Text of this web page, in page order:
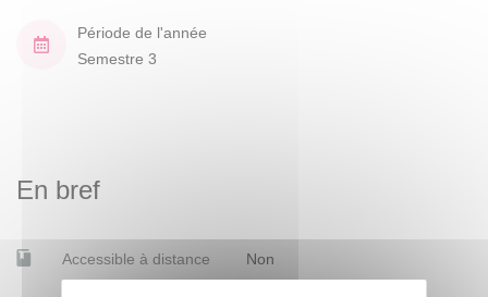
Période de l'année
Semestre 3
En bref
Accessible à distance Non